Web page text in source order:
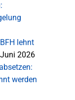
lehnt
2026
werden